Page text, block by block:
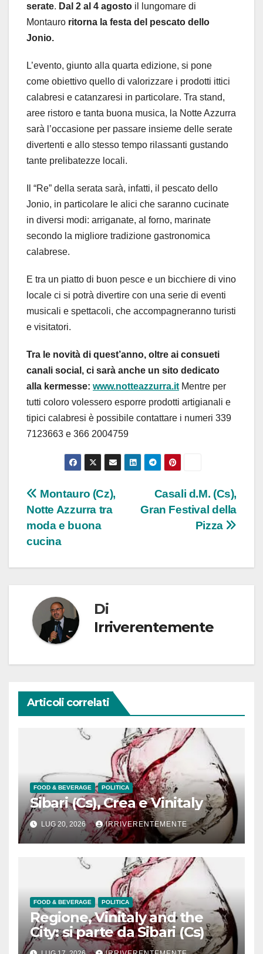
serate. Dal 2 al 4 agosto il lungomare di
Montauro ritorna la festa del pescato dello
Jonio.
L’evento, giunto alla quarta edizione, si pone
come obiettivo quello di valorizzare i prodotti ittici
calabresi e catanzaresi in particolare. Tra stand,
aree ristoro e tanta buona musica, la Notte Azzurra
sarà l’occasione per passare insieme delle serate
divertenti e allo stesso tempo rilassanti gustando
tante prelibatezze locali.
Il “Re” della serata sarà, infatti, il pescato dello
Jonio, in particolare le alici che saranno cucinate
in diversi modi: arriganate, al forno, marinate
secondo la migliore tradizione gastronomica
calabrese.
E tra un piatto di buon pesce e un bicchiere di vino
locale ci si potrà divertire con una serie di eventi
musicali e spettacoli, che accompagneranno turisti
e visitatori.
Tra le novità di quest’anno, oltre ai consueti
canali social, ci sarà anche un sito dedicato
alla kermesse: www.notteazzurra.it Mentre per
tutti coloro volessero esporre prodotti artigianali e
tipici calabresi è possibile contattare i numeri 339
7123663 e 366 2004759
Navigazione
articoli
Casali d.M. (Cs),
Gran Festival della
Pizza
Montauro (Cz),
Notte Azzurra tra
moda e buona
cucina
Di
Irriverentemente
Articoli correlati
FOOD & BEVERAGE POLITICA
Sibari (Cs), Crea e Vinitaly
LUG 20, 2026 IRRIVERENTEMENTE
FOOD & BEVERAGE POLITICA
Regione, Vinitaly and the
City: si parte da Sibari (Cs)